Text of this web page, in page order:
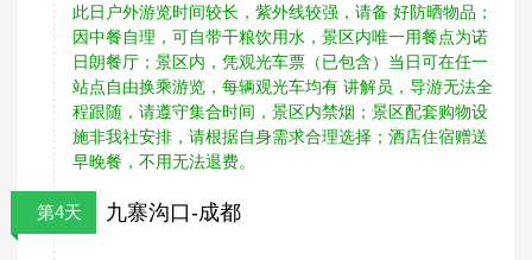
此日户外游览时间较长，紫外线较强，请备 好防晒物品；
因中餐自理，可自带干粮饮用水，景区内唯一用餐点为诺
日朗餐厅；景区内，凭观光车票（已包含）当日可在任一
站点自由换乘游览，每辆观光车均有 讲解员，导游无法全
程跟随，请遵守集合时间，景区内禁烟；景区配套购物设
施非我社安排，请根据自身需求合理选择；酒店住宿赠送
早晚餐，不用无法退费。
第4天 九寨沟口-成都